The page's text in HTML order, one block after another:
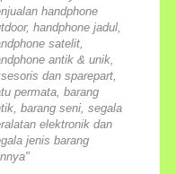
handphone
handphone jadul,
satelit,
antik & unik,
dan sparepart,
permata, barang
barang seni, segala
elektronik dan
jenis barang